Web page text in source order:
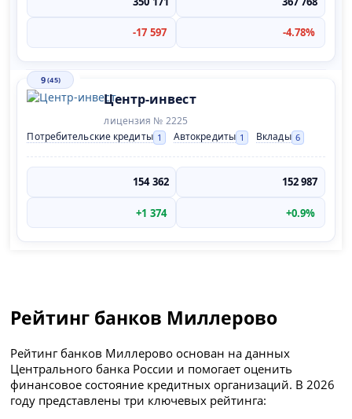
-17 597 -4.78%
9(45)
Центр-инвест
лицензия № 2225
Потребительские кредиты 1 Автокредиты 1 Вклады 6
154 362 152 987
+1 374 +0.9%
Рейтинг банков Миллерово
Рейтинг банков Миллерово основан на данных
Центрального банка России и помогает оценить
финансовое состояние кредитных организаций. В 2026
году представлены три ключевых рейтинга: